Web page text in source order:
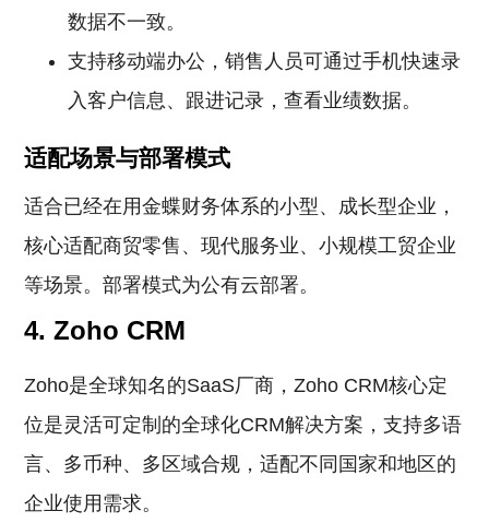
数据不一致。
支持移动端办公，销售人员可通过手机快速录
入客户信息、跟进记录，查看业绩数据。
适配场景与部署模式
适合已经在用金蝶财务体系的小型、成长型企业，
核心适配商贸零售、现代服务业、小规模工贸企业
等场景。部署模式为公有云部署。
4. Zoho CRM
Zoho是全球知名的SaaS厂商，Zoho CRM核心定
位是灵活可定制的全球化CRM解决方案，支持多语
言、多币种、多区域合规，适配不同国家和地区的
企业使用需求。